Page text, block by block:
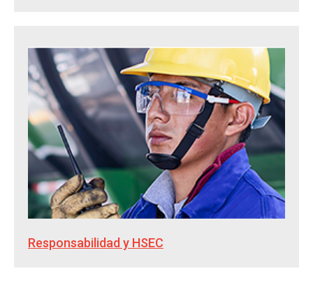
Responsabilidad y HSEC